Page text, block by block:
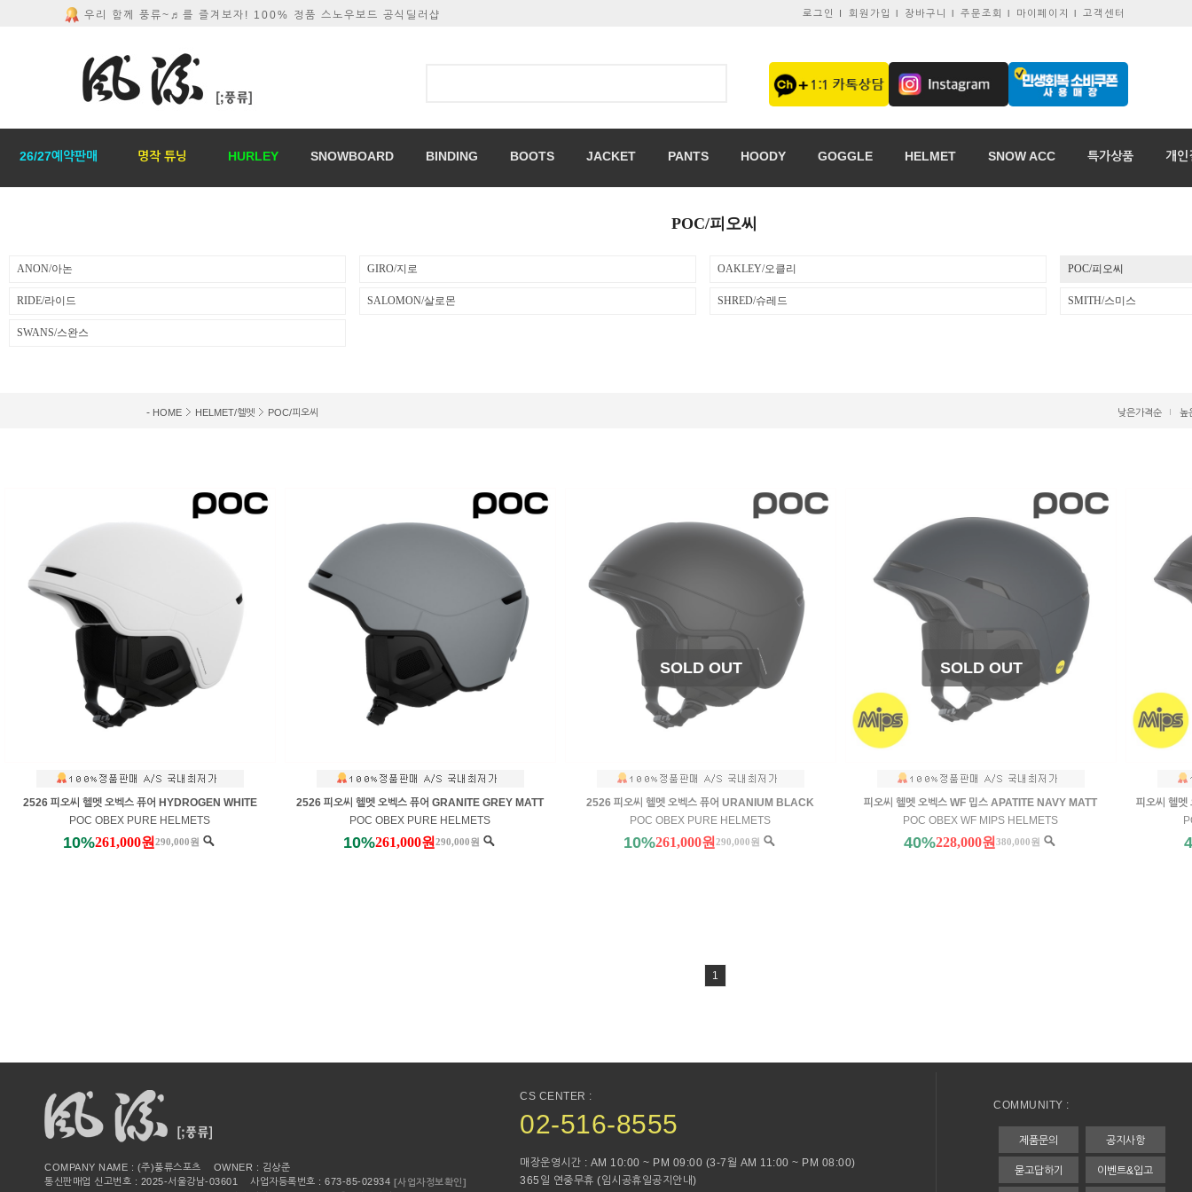
우리 함께 풍류~♬를 즐겨보자! 100% 정품 스노우보드 공식딜러샵 로그인 I 회원가입 l 장바구니 l 주문조회 l 마이페이지 l 고객센터
26/27예약판매 명작 튜닝 HURLEY SNOWBOARD BINDING BOOTS JACKET PANTS HOODY GOGGLE HELMET SNOW ACC 특가상품 개인
POC/피오씨
ANON/아논 GIRO/지로 OAKLEY/오클리 POC/피오씨
RIDE/라이드 SALOMON/살로몬 SHRED/슈레드 SMITH/스미스
SWANS/스완스
- HOME HELMET/헬멧 POC/피오씨 낮은가격순 높
2526 피오씨 헬멧 오벡스 퓨어 HYDROGEN WHITE
POC OBEX PURE HELMETS
10%261,000원 290,000원
2526 피오씨 헬멧 오벡스 퓨어 GRANITE GREY MATT
POC OBEX PURE HELMETS
10%261,000원 290,000원
2526 피오씨 헬멧 오벡스 퓨어 URANIUM BLACK
POC OBEX PURE HELMETS
10%261,000원 290,000원
피오씨 헬멧 오벡스 WF 밉스 APATITE NAVY MATT
POC OBEX WF MIPS HELMETS
40%228,000원 380,000원
피오씨 헬
1
COMPANY NAME : (주)풍류스포츠 OWNER : 김상준
통신판매업 신고번호 : 2025-서울강남-03601 사업자등록번호 : 673-85-02934 [사업자정보확인]
CS CENTER :
02-516-8555
매장운영시간 : AM 10:00 ~ PM 09:00 (3-7월 AM 11:00 ~ PM 08:00)
365일 연중무휴 (임시공휴일공지안내)
COMMUNITY :
제품문의 공지사항
묻고답하기 이벤트&입고